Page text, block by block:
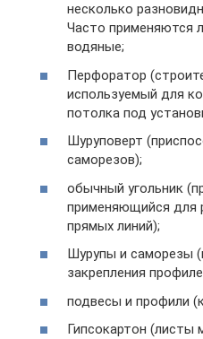
несколько
Часто применяются
водяные;
Перфоратор
используемый для
потолка под
Шуруповерт
саморезов);
обычный угольник
применяющийся для
прямых линий);
Шурупы и саморезы
закрепления
подвесы и профили
Гипсокартон (листы